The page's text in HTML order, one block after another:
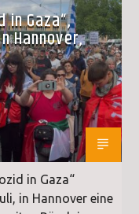
in Gaza“,
Hannover,
in Gaza“
in Hannover eine